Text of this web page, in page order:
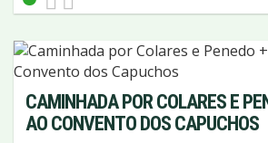
CAMINHADA POR COLARES E
AO CONVENTO DOS CAPUCHOS